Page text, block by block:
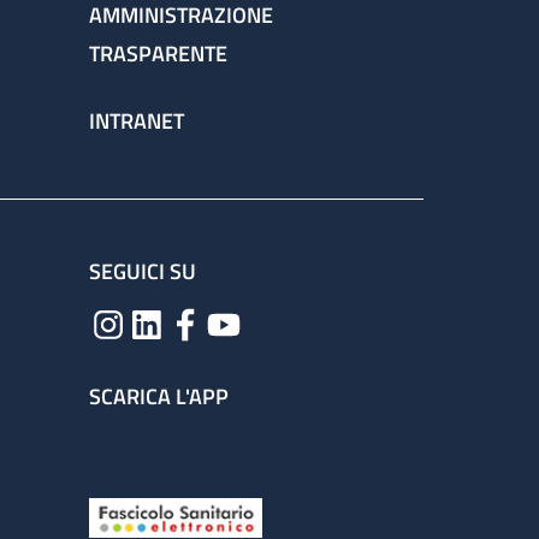
AMMINISTRAZIONE
TRASPARENTE
INTRANET
SEGUICI SU
SCARICA L'APP